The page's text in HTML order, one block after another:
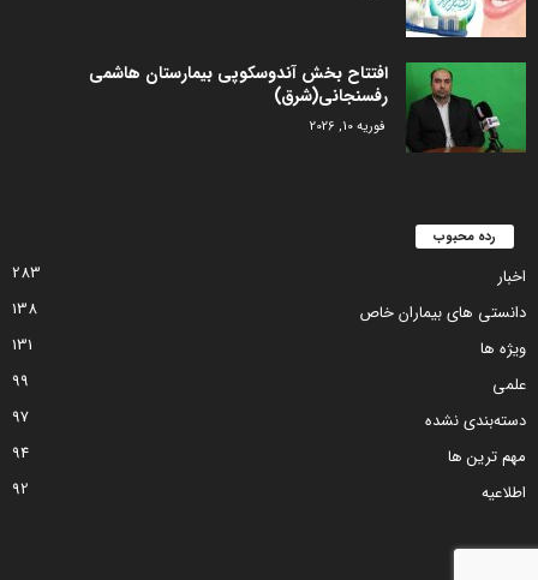
افتتاح بخش آندوسکوپی بیمارستان هاشمی
رفسنجانی(شرق)
فوریه 10, 2026
رده محبوب
اخبار
283
دانستی های بیماران خاص
138
ویژه ها
131
علمی
99
دسته‌بندی نشده
97
مهم ترین ها
94
اطلاعیه
92